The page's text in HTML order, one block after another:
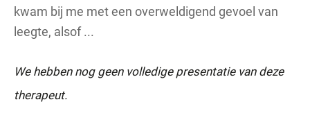
kwam bij me met een overweldigend gevoel van
leegte, alsof ...
We hebben nog geen volledige presentatie van deze
therapeut.